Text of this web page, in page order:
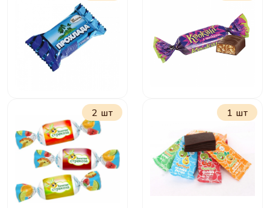
Панда Молочно-
шоколадное
драже
Прохлада с
кокосом
Крокант
2 шт 1 шт